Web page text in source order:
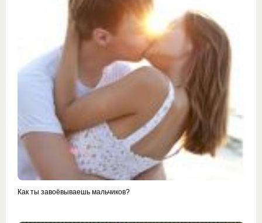
Как ты завоёвываешь мальчиков?